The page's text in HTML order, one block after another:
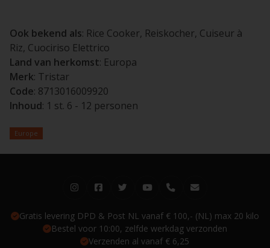
Ook bekend als: Rice Cooker, Reiskocher, Cuiseur à
Riz, Cuociriso Elettrico
Land van herkomst: Europa
Merk: Tristar
Code: 8713016009920
Inhoud: 1 st. 6 - 12 personen
Europe
Gratis levering DPD & Post NL vanaf € 100,- (NL) max 20 kilo
Bestel voor 10:00, zelfde werkdag verzonden
Verzenden al vanaf € 6,25